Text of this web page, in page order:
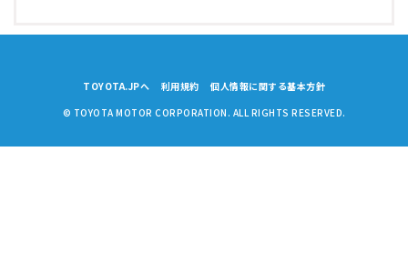
ィビティ参加までに確認し、遵守していただきます。
• 主催者が明示した年齢などの参加条件を満たしていないこと
• 当アクティビティの円滑な運営を妨げる迷惑行為は禁止しま
TOYOTA.JPへ 利用規約
個人情報に関する基本方針
© TOYOTA MOTOR CORPORATION. ALL RIGHTS RESERVED.